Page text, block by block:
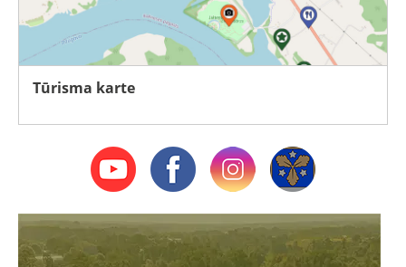
Tūrisma karte